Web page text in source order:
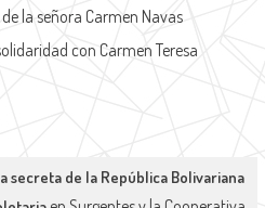
la señora Carmen Navas
con Carmen Teresa
secreta de la República Bolivariana